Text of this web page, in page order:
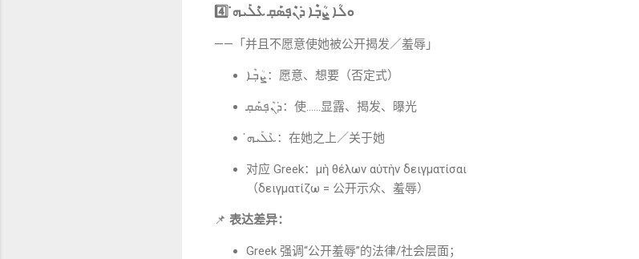
4️⃣ܘܠܳܐ ܨܳܒ݂ܶܐ ܕ݁ܢܶܦ݂ܣ݁ܰܩ݂ ܥܶܠܰܝܗ̇
——「并且不愿意使她被公开揭发／羞辱」
ܨܳܒ݂ܶܐ：愿意、想要（否定式）
ܕ݁ܢܶܦ݂ܣ݁ܰܩ݂：使……显露、揭发、曝光
ܥܶܠܰܝܗ̇：在她之上／关于她
对应 Greek：μὴ θέλων αὐτὴν δειγματίσαι
（δειγματίζω = 公开示众、羞辱）
📌 表达差异：
Greek 强调“公开羞辱”的法律/社会层面；